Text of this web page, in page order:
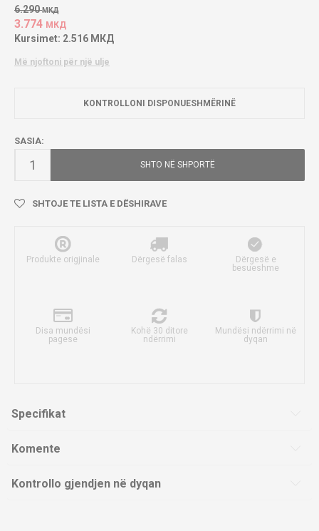
6.290 МКД
3.774 МКД
Kursimet: 2.516 МКД
Më njoftoni për një ulje
KONTROLLONI DISPONUESHMËRINË
SASIA:
SHTO NË SHPORTË
SHTOJE TE LISTA E DËSHIRAVE
Produkte origjinale Dërgesë falas
Dërgesë e
besueshme
Disa mundësi
pagese
Kohë 30 ditore
ndërrimi
Mundësi ndërrimi në
dyqan
Specifikat
Komente
Kontrollo gjendjen në dyqan